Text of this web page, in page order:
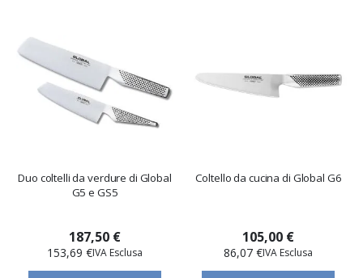
Duo coltelli da verdure di Global
G5 e GS5
187,50 €
153,69 €
Coltello da cucina di Global G6
105,00 €
86,07 €